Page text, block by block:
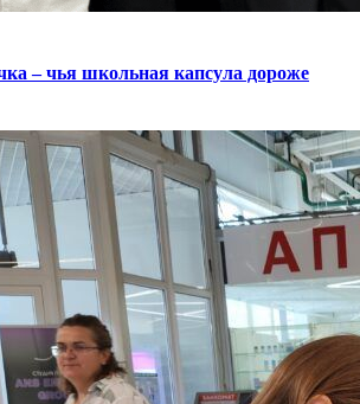
– чья школьная капсула дороже